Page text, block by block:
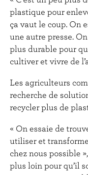
plastique pour
ça vaut le coup. On
une autre presse.
plus durable pour
cultiver et vivre de
Les agriculteurs
recherche de
recycler plus de
« On essaie de
utiliser et
chez nous possible
plus loin pour qu’il